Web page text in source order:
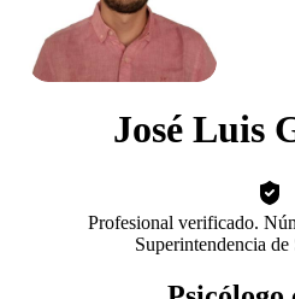
José Luis
Profesional verificado.
Superintendencia